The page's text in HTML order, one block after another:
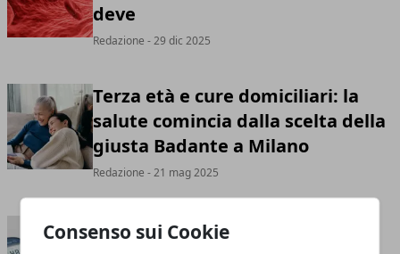
Consenso sui Cookie
deve
Redazione - 29 dic 2025
Terza età e cure domiciliari: la
salute comincia dalla scelta della
giusta Badante a Milano
Redazione - 21 mag 2025
Patologie e cure: quali sono le